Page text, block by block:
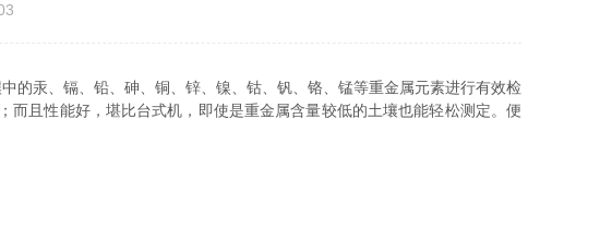
的汞、镉、铅、砷、铜、锌、镍、钴、钒、铬、锰等重金属元素进行有效检
且性能好，堪比台式机，即使是重金属含量较低的土壤也能轻松测定。便